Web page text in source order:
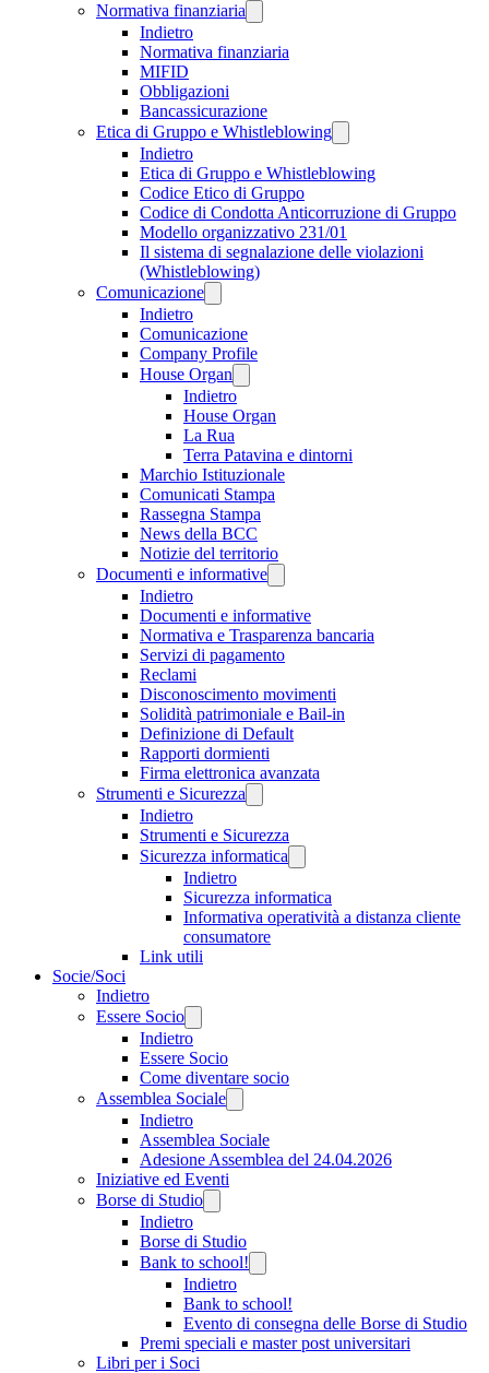
Normativa finanziaria
Indietro
Normativa finanziaria
MIFID
Obbligazioni
Bancassicurazione
Etica di Gruppo e Whistleblowing
Indietro
Etica di Gruppo e Whistleblowing
Codice Etico di Gruppo
Codice di Condotta Anticorruzione di Gruppo
Modello organizzativo 231/01
Il sistema di segnalazione delle violazioni
(Whistleblowing)
Comunicazione
Indietro
Comunicazione
Company Profile
House Organ
Indietro
House Organ
La Rua
Terra Patavina e dintorni
Marchio Istituzionale
Comunicati Stampa
Rassegna Stampa
News della BCC
Notizie del territorio
Documenti e informative
Indietro
Documenti e informative
Normativa e Trasparenza bancaria
Servizi di pagamento
Reclami
Disconoscimento movimenti
Solidità patrimoniale e Bail-in
Definizione di Default
Rapporti dormienti
Firma elettronica avanzata
Strumenti e Sicurezza
Indietro
Strumenti e Sicurezza
Sicurezza informatica
Indietro
Sicurezza informatica
Informativa operatività a distanza cliente
consumatore
Link utili
Socie/Soci
Indietro
Essere Socio
Indietro
Essere Socio
Come diventare socio
Assemblea Sociale
Indietro
Assemblea Sociale
Adesione Assemblea del 24.04.2026
Iniziative ed Eventi
Borse di Studio
Indietro
Borse di Studio
Bank to school!
Indietro
Bank to school!
Evento di consegna delle Borse di Studio
Premi speciali e master post universitari
Libri per i Soci